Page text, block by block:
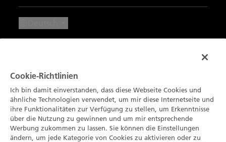
Blancpain Ocean Commitment
Lettres du Brassus
Villeret
Ladybird
Unsere Komplikationen
Produktfinder
Kontaktieren Sie uns
Termin Vereinbaren
Newsletter abonnieren
Katalog
Der Kreis der Blancpain-Kenner
Umweltdaten
Sitemap
Hinweis zu Cookies
Cookie-Einstellungen
Cookie-Richtlinien
Ich bin damit einverstanden, dass diese Webseite Cookies und
ähnliche Technologien verwendet, um mir diese Internetseite und
ihre Funktionalitäten zur Verfügung zu stellen, um Erkenntnisse
über die Nutzung zu gewinnen und um mir entsprechende
Werbung zukommen zu lassen. Sie können die Einstellungen
ändern, um jede Kategorie von Cookies zu aktivieren oder zu